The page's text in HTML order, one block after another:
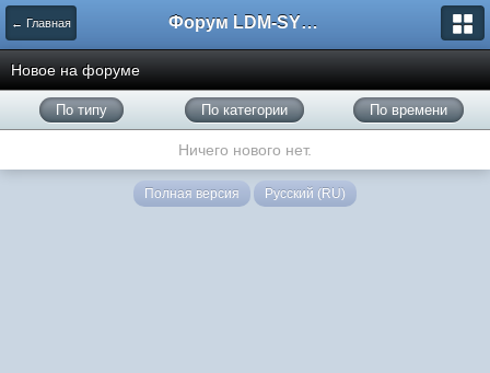
← Главная Форум LDM-SYSTEMS
Новое на форуме
По типу По категории По времени
Ничего нового нет.
Полная версия Русский (RU)